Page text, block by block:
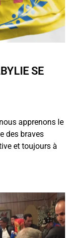
SE
apprenons le
des braves
et toujours à